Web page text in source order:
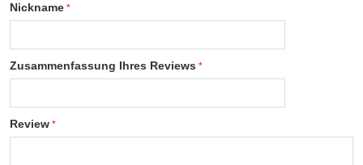
Nickname
Zusammenfassung Ihres Reviews
Review